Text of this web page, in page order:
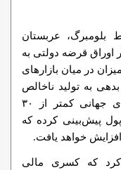
عربستان
میلیارد دلار اوراق قرضه دولتی به
در میان بازارهای
به تولید ناخالص
داخلی این کشور طبق استانداردهای جهانی کمتر از ۳۰
پیش‌بینی کرده که
کرد که کسری مالی